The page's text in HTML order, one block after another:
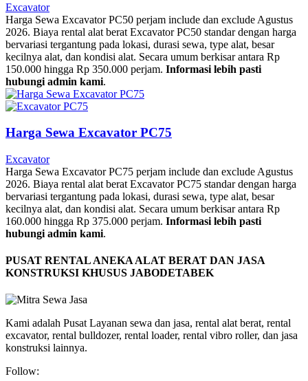
Excavator
Harga Sewa Excavator PC50 perjam include dan exclude Agustus
2026. Biaya rental alat berat Excavator PC50 standar dengan harga
bervariasi tergantung pada lokasi, durasi sewa, type alat, besar
kecilnya alat, dan kondisi alat. Secara umum berkisar antara Rp
150.000 hingga Rp 350.000 perjam. Informasi lebih pasti
hubungi admin kami.
Harga Sewa Excavator PC75
Excavator
Harga Sewa Excavator PC75 perjam include dan exclude Agustus
2026. Biaya rental alat berat Excavator PC75 standar dengan harga
bervariasi tergantung pada lokasi, durasi sewa, type alat, besar
kecilnya alat, dan kondisi alat. Secara umum berkisar antara Rp
160.000 hingga Rp 375.000 perjam. Informasi lebih pasti
hubungi admin kami.
PUSAT RENTAL ANEKA ALAT BERAT DAN JASA
KONSTRUKSI KHUSUS JABODETABEK
Kami adalah Pusat Layanan sewa dan jasa, rental alat berat, rental
excavator, rental bulldozer, rental loader, rental vibro roller, dan jasa
konstruksi lainnya.
Follow: